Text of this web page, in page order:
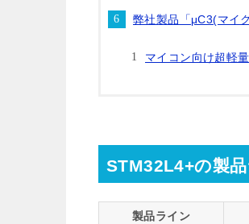
弊社製品「μC3(マイ
マイコン向け超軽
STM32L4+の製
製品ライン